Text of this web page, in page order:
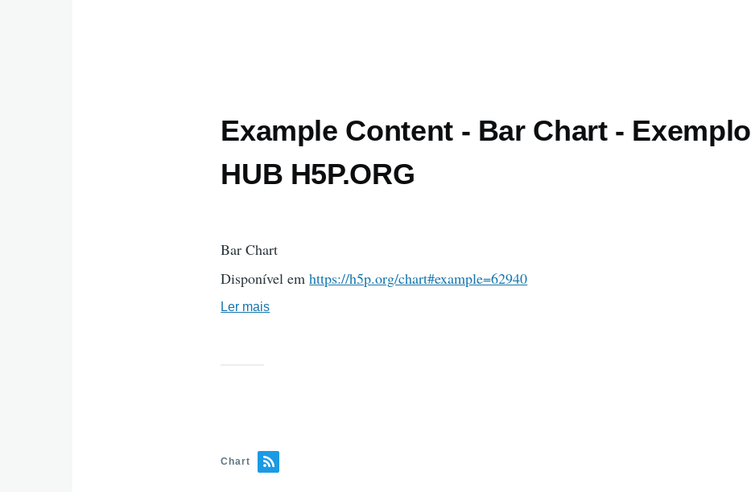
H5P.ORG
Example Content - Bar Chart - Exemplo
HUB H5P.ORG
Bar Chart
Disponível emhttps://h5p.org/chart#example=62940
Ler mais
Exemplo
Chart